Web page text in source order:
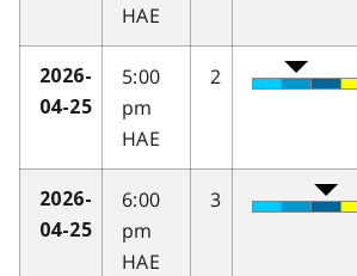
HAE
2026-
04-25
5:00
pm
HAE
2
2026-
04-25
6:00
pm
HAE
3